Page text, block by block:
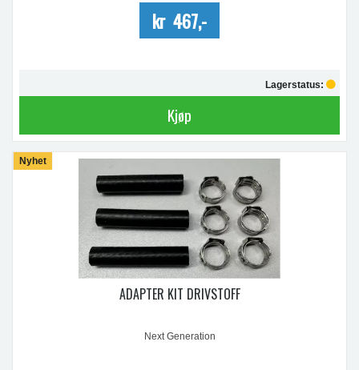
kr 467,-
Lagerstatus:
Kjøp
Nyhet
ADAPTER KIT DRIVSTOFF
Next Generation